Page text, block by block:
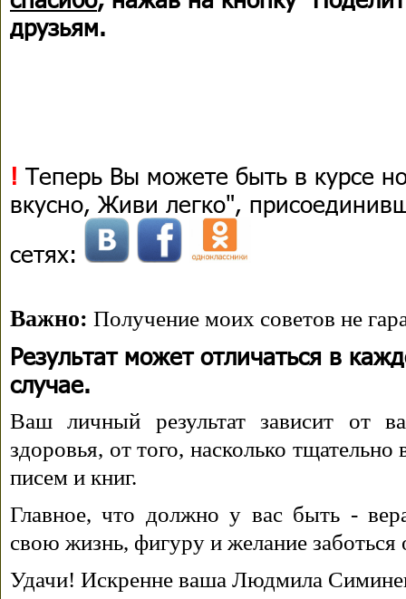
друзьям.
! Теперь Вы можете быть в курсе
вкусно, Живи легко",
сетях:
Важно: Получение моих советов не
Результат может отличаться в
случае.
Ваш личный результат зависит от
здоровья, от того, насколько
писем и книг.
Главное, что должно у вас быть -
свою жизнь, фигуру и желание заботься
Удачи! Искренне ваша Людмила